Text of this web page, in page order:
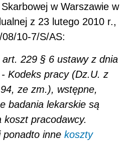
w Warszawie w
z 23 lutego 2010 r.,
10-7/S/AS:
229 § 6 ustawy z dnia
Kodeks pracy (Dz.U. z
ze zm.), wstępne,
badania lekarskie są
pracodawcy.
ponadto inne koszty